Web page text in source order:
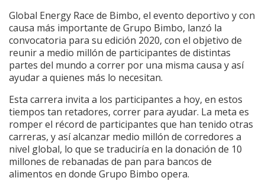
Global Energy Race de Bimbo, el evento deportivo y con
causa más importante de Grupo Bimbo, lanzó la
convocatoria para su edición 2020, con el objetivo de
reunir a medio millón de participantes de distintas
partes del mundo a correr por una misma causa y así
ayudar a quienes más lo necesitan.
Esta carrera invita a los participantes a hoy, en estos
tiempos tan retadores, correr para ayudar. La meta es
romper el récord de participantes que han tenido otras
carreras, y así alcanzar medio millón de corredores a
nivel global, lo que se traduciría en la donación de 10
millones de rebanadas de pan para bancos de
alimentos en donde Grupo Bimbo opera.